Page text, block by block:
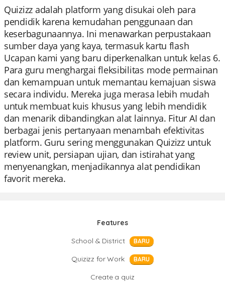
Quizizz adalah platform yang disukai oleh para
pendidik karena kemudahan penggunaan dan
keserbagunaannya. Ini menawarkan perpustakaan
sumber daya yang kaya, termasuk kartu flash
Ucapan kami yang baru diperkenalkan untuk kelas 6.
Para guru menghargai fleksibilitas mode permainan
dan kemampuan untuk memantau kemajuan siswa
secara individu. Mereka juga merasa lebih mudah
untuk membuat kuis khusus yang lebih mendidik
dan menarik dibandingkan alat lainnya. Fitur AI dan
berbagai jenis pertanyaan menambah efektivitas
platform. Guru sering menggunakan Quizizz untuk
review unit, persiapan ujian, dan istirahat yang
menyenangkan, menjadikannya alat pendidikan
favorit mereka.
Features
School & District
BARU
Quizizz for Work BARU
Create a quiz